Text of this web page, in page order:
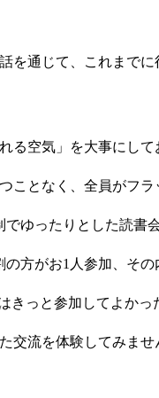
通じて、これまで
る空気」を大事にして
となく、全員がフ
ゆったりとした読書
方がお1人参加、その
きっと参加してよか
交流を体験してみませ